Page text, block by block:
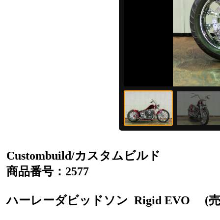
Custombuild/カスタムビルド
商品番号：2577
ハーレーダビッドソン Rigid EVO (売